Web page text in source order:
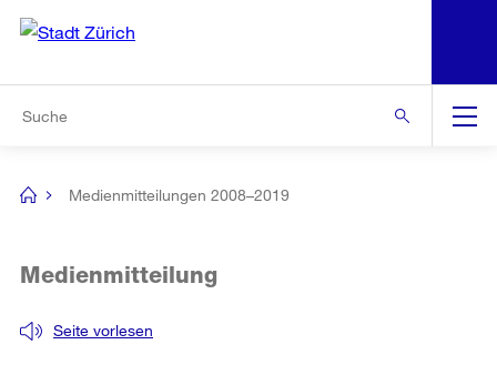
Navigation
[no
Medienmitteilungen 2008–2019
Seite vorlesen
Medienmitteilung